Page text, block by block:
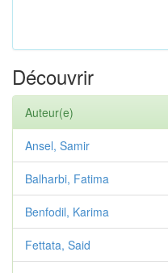
Découvrir
Auteur(e)
Ansel, Samir
Balharbi, Fatima
Benfodil, Karima
Fettata, Said